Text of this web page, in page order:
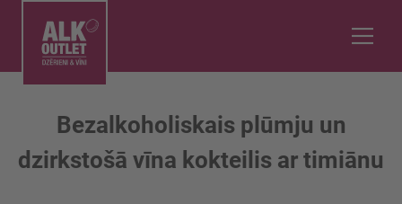
Bezalkoholiskais plūmju un
dzirkstošā vīna kokteilis ar timiānu